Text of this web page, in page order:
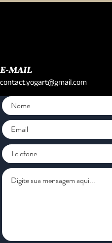
E-MAIL
contact.yogart@gmail.com